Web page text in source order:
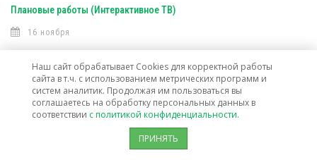
Плановые работы (Интерактивное ТВ)
16 ноября
Плановые работы (Интерактивное ТВ)
7 ноября
Наш сайт обрабатывает Cookies для корректной работы
сайта в т.ч. с использованием метрических программ и
систем аналитик. Продолжая им пользоваться вы
соглашаетесь на обработку персональных данных в
соответствии с политикой конфиденциальности.
ПРИНЯТЬ